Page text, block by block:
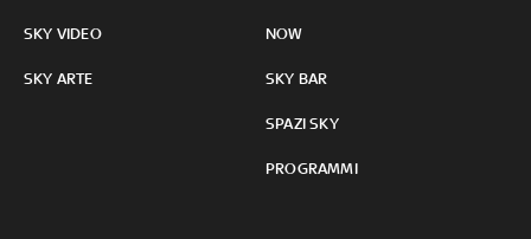
SKY VIDEO
SKY ARTE
NOW
SKY BAR
SPAZI SKY
PROGRAMMI